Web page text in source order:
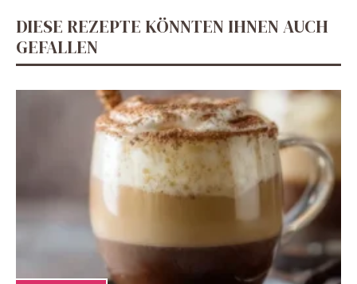
DIESE REZEPTE KÖNNTEN IHNEN AUCH
GEFALLEN